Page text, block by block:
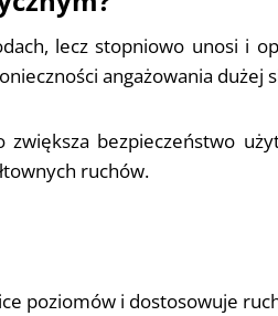
lecz stopniowo unosi i
angażowania dużej
bezpieczeństwo
ruchów.
poziomów i dostosowuje